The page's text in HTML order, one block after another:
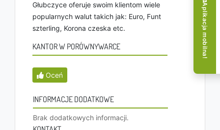
Głubczyce oferuje swoim klientom wiele
popularnych walut takich jak: Euro, Funt
szterling, Korona czeska etc.
KANTOR W PORÓWNYWARCE
Oceń
INFORMACJE DODATKOWE
Brak dodatkowych informacji.
Aplikacja mobilna!